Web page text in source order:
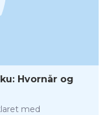
Hvornår og
med